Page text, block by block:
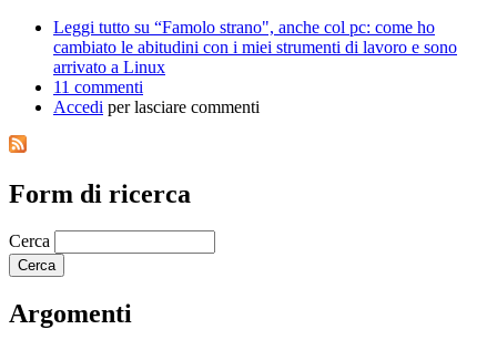
Leggi tutto su “Famolo strano", anche col pc: come ho
cambiato le abitudini con i miei strumenti di lavoro e sono
arrivato a Linux
11 commenti
Accedi per lasciare commenti
Form di ricerca
Cerca
Argomenti